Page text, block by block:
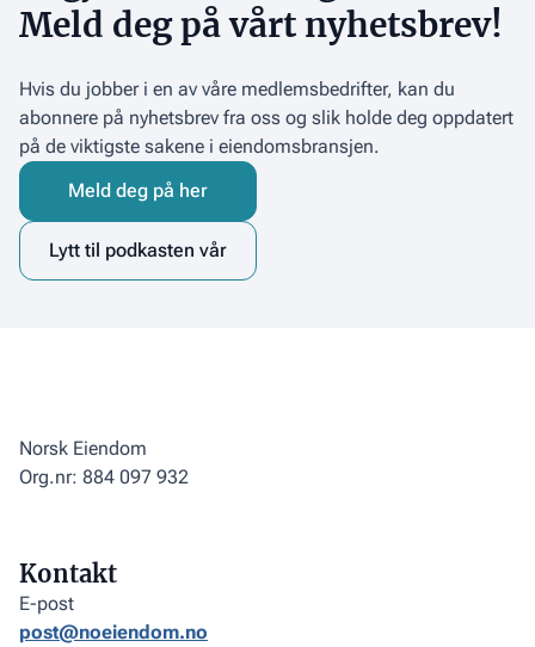
Meld deg på vårt nyhetsbrev!
Hvis du jobber i en av våre medlemsbedrifter, kan du
abonnere på nyhetsbrev fra oss og slik holde deg oppdatert
på de viktigste sakene i eiendomsbransjen.
Meld deg på her
Lytt til podkasten vår
Norsk Eiendom
Org.nr: 884 097 932
Kontakt
E-post
post@noeiendom.no